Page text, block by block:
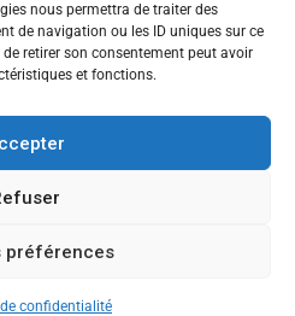
nous permettra de traiter des
de navigation ou les ID uniques sur ce
retirer son consentement peut avoir
et fonctions.
préférences
confidentialité
MAINTENANT